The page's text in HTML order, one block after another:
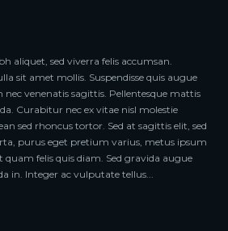
aliquet, sed viverra felis accumsan.
sit amet mollis. Suspendisse quis augue
nec venenatis sagittis. Pellentesque mattis
Curabitur nec ex vitae nisl molestie
sed rhoncus tortor. Sed at sagittis elit, sed
purus eget pretium varius, metus ipsum
felis quis diam. Sed gravida augue
in. Integer ac vulputate tellus...